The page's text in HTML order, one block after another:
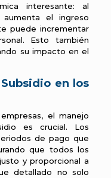
interesante: al
el ingreso
puede incrementar
Esto también
su impacto en el
en los
el manejo
es crucial. Los
de pago que
que todos los
y proporcional a
detallado no solo